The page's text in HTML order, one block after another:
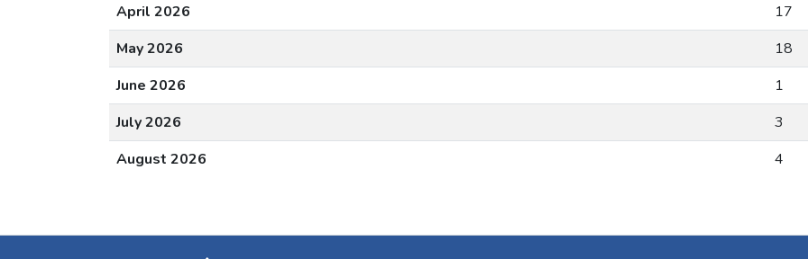
April 2026
17
May 2026
18
June 2026
1
July 2026
3
August 2026
4